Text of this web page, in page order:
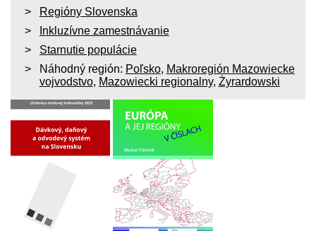
Regióny Slovenska
Inkluzívne zamestnávanie
Starnutie populácie
Náhodný región: Poľsko, Makroregión Mazowiecke
vojvodstvo, Mazowiecki regionalny, Żyrardowski